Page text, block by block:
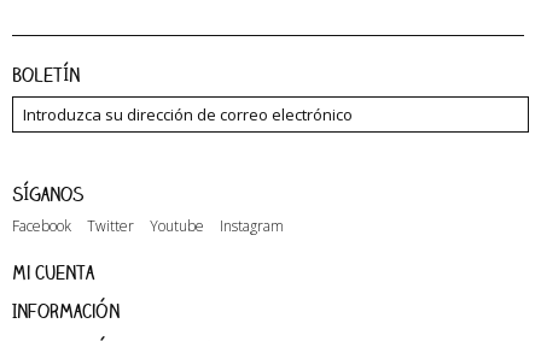
Boletín
Síganos
Facebook Twitter Youtube Instagram
Mi cuenta
Información